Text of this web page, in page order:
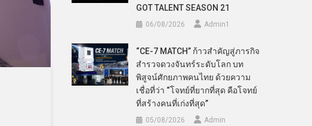
GOT TALENT SEASON 21
06/08/2026 Admin​1
“CE-7 MATCH” ก้าวสำคัญสู่ภารกิจ
สำรวจดวงจันทร์ระดับโลก บท
พิสูจน์ศักยภาพคนไทย ด้วยความ
เชื่อที่ว่า “โจทย์ที่ยากที่สุด คือโจทย์
ที่สร้างคนที่เก่งที่สุด”
05/08/2026 Admin